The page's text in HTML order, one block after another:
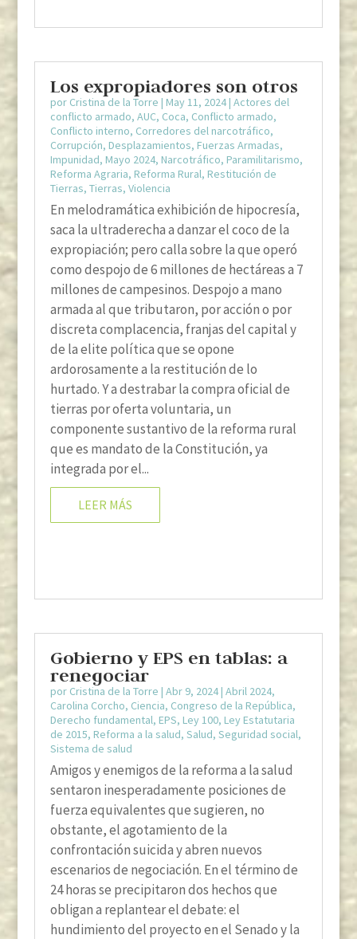
Los expropiadores son otros
por Cristina de la Torre | May 11, 2024| Actores del
conflicto armado, AUC, Coca, Conflicto armado,
Conflicto interno, Corredores del narcotráfico,
Corrupción, Desplazamientos, Fuerzas Armadas,
Impunidad, Mayo 2024, Narcotráfico, Paramilitarismo,
Reforma Agraria, Reforma Rural, Restitución de
Tierras, Tierras, Violencia
En melodramática exhibición de hipocresía,
saca la ultraderecha a danzar el coco de la
expropiación; pero calla sobre la que operó
como despojo de 6 millones de hectáreas a 7
millones de campesinos. Despojo a mano
armada al que tributaron, por acción o por
discreta complacencia, franjas del capital y
de la elite política que se opone
ardorosamente a la restitución de lo
hurtado. Y a destrabar la compra oficial de
tierras por oferta voluntaria, un
componente sustantivo de la reforma rural
que es mandato de la Constitución, ya
integrada por el...
LEER MÁS
Gobierno y EPS en tablas: a
renegociar
por Cristina de la Torre | Abr 9, 2024| Abril 2024,
Carolina Corcho, Ciencia, Congreso de la República,
Derecho fundamental, EPS, Ley 100, Ley Estatutaria
de 2015, Reforma a la salud, Salud, Seguridad social,
Sistema de salud
Amigos y enemigos de la reforma a la salud
sentaron inesperadamente posiciones de
fuerza equivalentes que sugieren, no
obstante, el agotamiento de la
confrontación suicida y abren nuevos
escenarios de negociación. En el término de
24 horas se precipitaron dos hechos que
obligan a replantear el debate: el
hundimiento del proyecto en el Senado y la